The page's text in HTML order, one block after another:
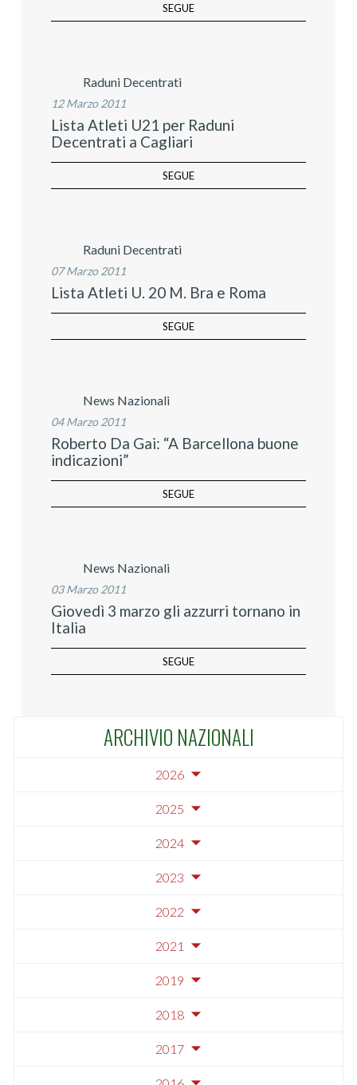
SEGUE
Raduni Decentrati
12 Marzo 2011
Lista Atleti U21 per Raduni
Decentrati a Cagliari
SEGUE
Raduni Decentrati
07 Marzo 2011
Lista Atleti U. 20 M. Bra e Roma
SEGUE
News Nazionali
04 Marzo 2011
Roberto Da Gai: “A Barcellona buone
indicazioni”
SEGUE
News Nazionali
03 Marzo 2011
Giovedì 3 marzo gli azzurri tornano in
Italia
SEGUE
ARCHIVIO NAZIONALI
2026
2025
2024
2023
2022
2021
2019
2018
2017